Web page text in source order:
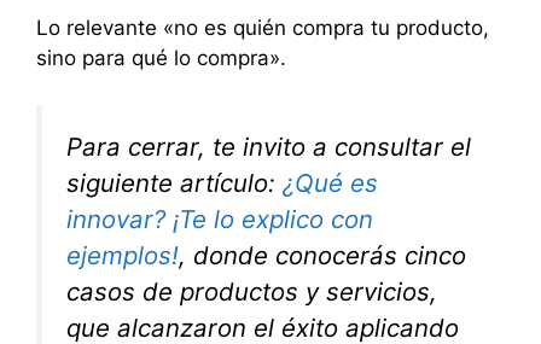
Lo relevante «no es quién compra tu producto,
sino para qué lo compra».
Para cerrar, te invito a consultar el
siguiente artículo: ¿Qué es
innovar? ¡Te lo explico con
ejemplos!, donde conocerás cinco
casos de productos y servicios,
que alcanzaron el éxito aplicando